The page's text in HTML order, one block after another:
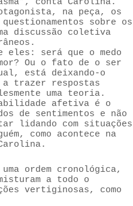
conta Carolina.
na peça, os
sobre os
discussão coletiva
eles: será que o medo
Ou o fato de o ser
está deixando-o
a trazer respostas
uma teoria.
afetiva é o
de sentimentos e não
lidando com situações
como acontece na
ordem cronológica,
a todo o
vertiginosas, como